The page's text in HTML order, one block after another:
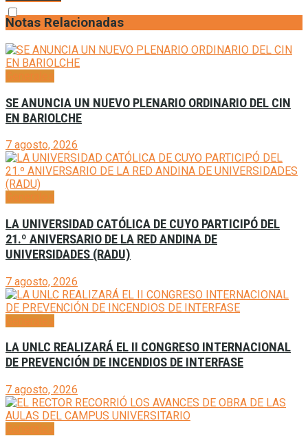
Notas Relacionadas
SE ANUNCIA UN NUEVO PLENARIO ORDINARIO DEL CIN
EN BARIOLCHE
7 agosto, 2026
LA UNIVERSIDAD CATÓLICA DE CUYO PARTICIPÓ DEL
21.º ANIVERSARIO DE LA RED ANDINA DE
UNIVERSIDADES (RADU)
7 agosto, 2026
LA UNLC REALIZARÁ EL II CONGRESO INTERNACIONAL
DE PREVENCIÓN DE INCENDIOS DE INTERFASE
7 agosto, 2026